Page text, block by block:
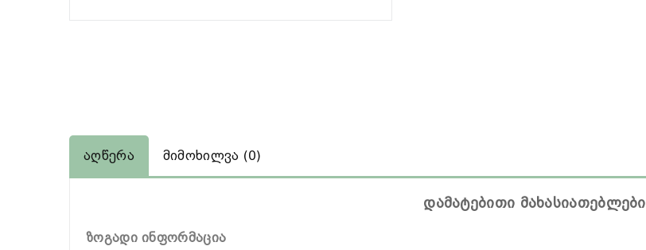
Აღწერა Მიმოხილვა (0)
დამატებითი მახასიათებლები
ზოგადი ინფორმაცია